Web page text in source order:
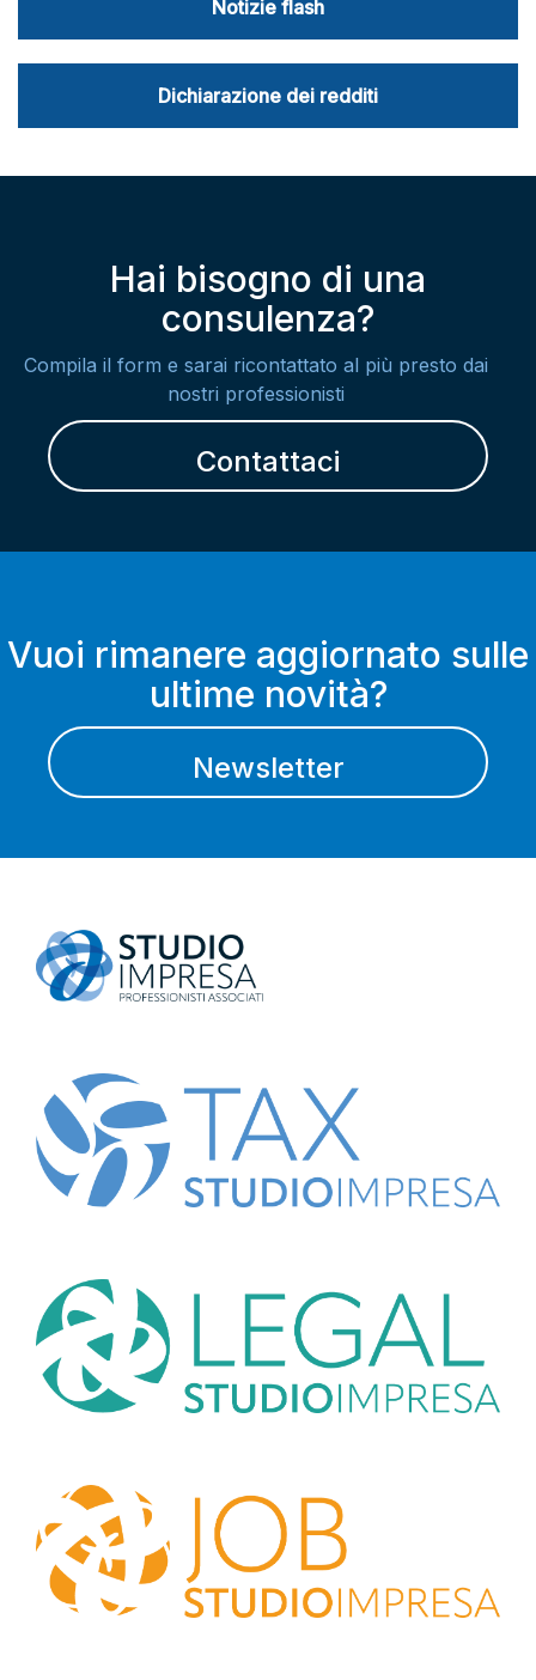
Notizie flash
Dichiarazione dei redditi
Hai bisogno di una
consulenza?
Compila il form e sarai ricontattato al più presto dai
nostri professionisti
Contattaci
Vuoi rimanere aggiornato sulle
ultime novità?
Newsletter